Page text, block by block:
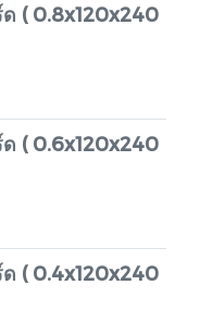
( 0.8x120x240
( 0.6x120x240
( 0.4x120x240